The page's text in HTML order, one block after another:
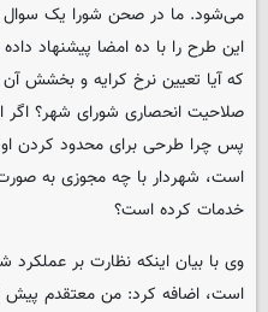
می‌شود. ما در صحن شورا یک سوال
این طرح را با ده امضا پیشنهاد
که آیا تعیین نرخ کرایه و بخشش
صلاحیت انحصاری شورای شهر؟ اگر
پس چرا طرحی برای محدود کردن او
است، شهردار با چه مجوزی به
خدمات کرده است؟
وی با بیان اینکه نظارت بر
است، اضافه کرد: من معتقدم پیش